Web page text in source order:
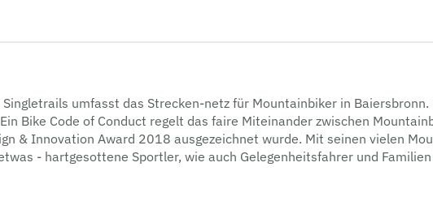
umfasst das Strecken-netz für Mountainbiker in Baiersbronn.
Bike Code of Conduct regelt das faire Miteinander zwischen
& Innovation Award 2018 ausgezeichnet wurde. Mit seinen vielen
- hartgesottene Sportler, wie auch Gelegenheitsfahrer und